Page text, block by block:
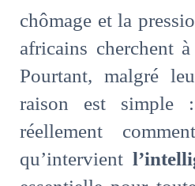
chômage et la
africains cherchent
Pourtant, malgré
raison est simple
réellement
qu’intervient